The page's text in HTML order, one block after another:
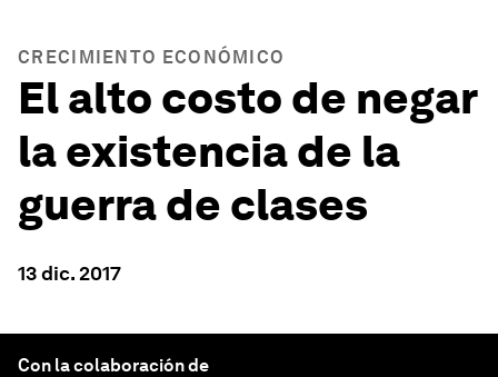
CRECIMIENTO ECONÓMICO
El alto costo de negar
la existencia de la
guerra de clases
13 dic. 2017
Con la colaboración de